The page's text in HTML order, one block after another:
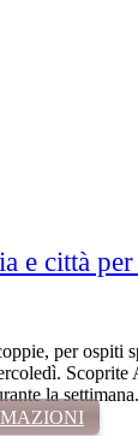
e città per
per ospiti
Scoprite
la